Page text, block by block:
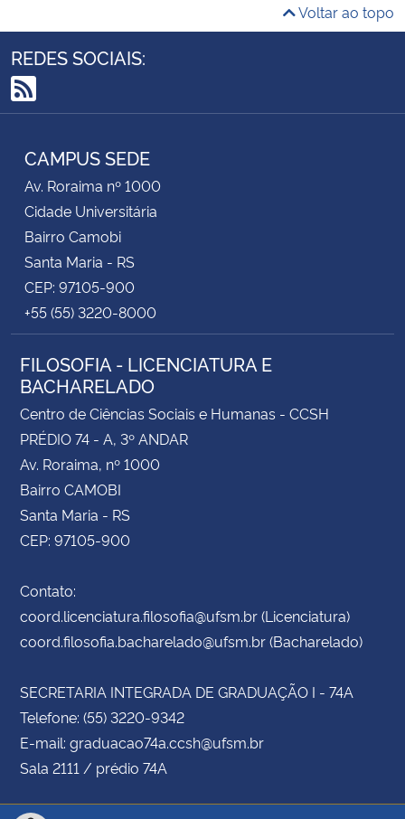
Voltar ao topo
REDES SOCIAIS:
RSS
CAMPUS SEDE
Av. Roraima nº 1000
Cidade Universitária
Bairro Camobi
Santa Maria - RS
CEP: 97105-900
+55 (55) 3220-8000
FILOSOFIA - LICENCIATURA E
BACHARELADO
Centro de Ciências Sociais e Humanas - CCSH
PRÉDIO 74 - A, 3º ANDAR
Av. Roraima, nº 1000
Bairro CAMOBI
Santa Maria - RS
CEP: 97105-900
Contato:
coord.licenciatura.filosofia@ufsm.br (Licenciatura)
coord.filosofia.bacharelado@ufsm.br (Bacharelado)
SECRETARIA INTEGRADA DE GRADUAÇÃO I - 74A
Telefone: (55) 3220-9342
E-mail: graduacao74a.ccsh@ufsm.br
Sala 2111 / prédio 74A